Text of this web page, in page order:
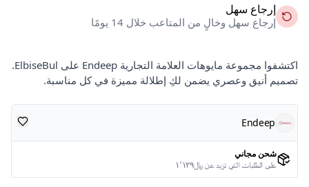
إرجاع سهل
إرجاع سهل وخالٍ من المتاعب خلال 14 يومًا
اكتشفوا مجموعة مايوهات العلامة التجارية Endeep على ElbiseBul.
تصميم أنيق وعصري يضمن لكِ إطلالة مميزة في كل مناسبة.
Endeep
شحن مجاني
على الطلبات التي تزيد عن ﷼١٬١٢٩